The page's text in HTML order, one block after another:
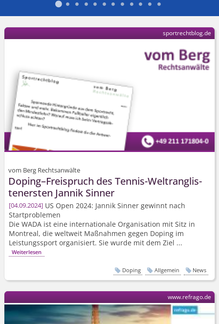
vom Berg Rechtsanwälte
Doping–Freispruch des Tennis-Weltranglis­
tenersten Jannik Sinner
04.09.2024 US Open 2024: Jannik Sinner gewinnt nach
Startproblemen
Die WADA ist eine internationale Organisation mit Sitz in
Montreal, die weltweit Maßnahmen gegen Doping im
Leistungssport organisiert. Sie wurde mit dem Ziel ...
Weiterlesen
sportrechtblog.de
Doping Allgemein News
www.refrago.de